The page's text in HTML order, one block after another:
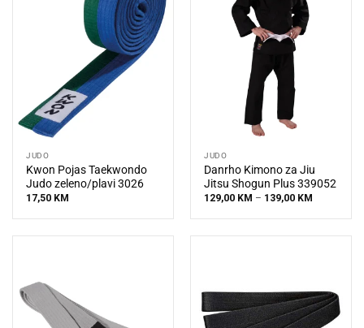
JUDO
Kwon Pojas Taekwondo
Judo zeleno/plavi 3026
17,50 KM
JUDO
Danrho Kimono za Jiu
Jitsu Shogun Plus 339052
129,00 KM – 139,00 KM
129,00 KM
139,00 KM